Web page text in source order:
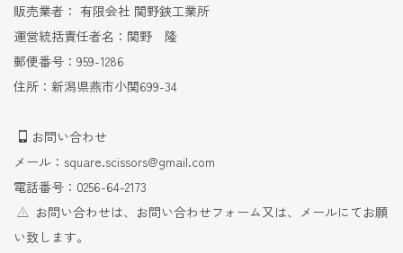
販売業者： 有限会社 関野鋏工業所
運営統括責任者名：関野 隆
郵便番号：959-1286
住所：新潟県燕市小関699-34
お問い合わせ
メール：square.scissors@gmail.com
電話番号：0256-64-2173
お問い合わせは、お問い合わせフォーム又は、メールにてお願
い致します。